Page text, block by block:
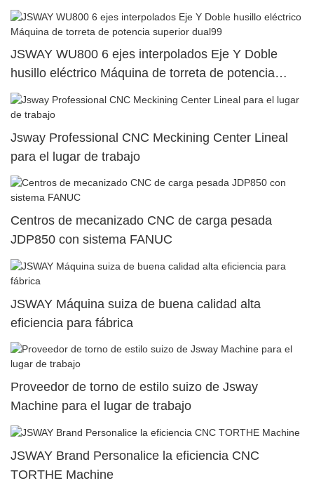
JSWAY WU800 6 ejes interpolados Eje Y Doble
husillo eléctrico Máquina de torreta de potencia
superior dual99
Jsway Professional CNC Meckining Center Lineal
para el lugar de trabajo
Centros de mecanizado CNC de carga pesada
JDP850 con sistema FANUC
JSWAY Máquina suiza de buena calidad alta
eficiencia para fábrica
Proveedor de torno de estilo suizo de Jsway
Machine para el lugar de trabajo
JSWAY Brand Personalice la eficiencia CNC
TORTHE Machine